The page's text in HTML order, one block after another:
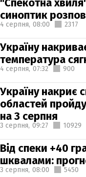
синоптик
4 серпня, 08:00 2317
Україну
температура
4 серпня, 07:32 900
Україну накриє
областей
на 3 серпня
3 серпня, 09:27 10929
Від спеки +40
шквалами:
3 серпня, 08:00 5450